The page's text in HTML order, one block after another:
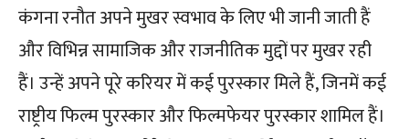
कंगना रनौत अपने मुखर स्वभाव के लिए भी जानी जाती हैं
और विभिन्न सामाजिक और राजनीतिक मुद्दों पर मुखर रही
हैं। उन्हें अपने पूरे करियर में कई पुरस्कार मिले हैं, जिनमें कई
राष्ट्रीय फिल्म पुरस्कार और फिल्मफेयर पुरस्कार शामिल हैं।